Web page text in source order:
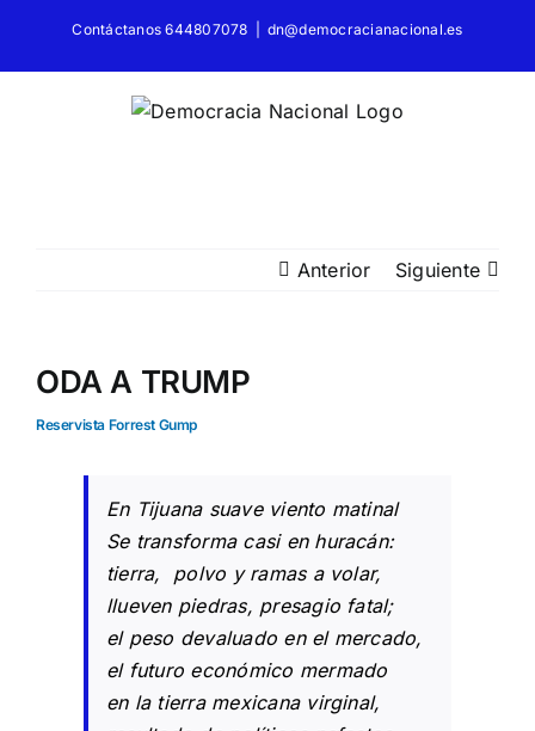
contenido
Contáctanos 644807078 dn@democracianacional.es
Anterior Siguiente
ODA A TRUMP
Reservista Forrest Gump
En Tijuana suave viento matinal
Se transforma casi en huracán:
tierra, polvo y ramas a volar,
llueven piedras, presagio fatal;
el peso devaluado en el mercado,
el futuro económico mermado
en la tierra mexicana virginal,